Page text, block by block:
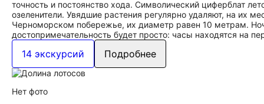
точность и постоянство хода. Символический циферблат
озеленители. Увядшие растения регулярно удаляют, на
Черноморском побережье, их диаметр равен 10 метрам.
достопримечательность будет просто: часы находятся на
14 экскурсий Подробнее
Нет фото